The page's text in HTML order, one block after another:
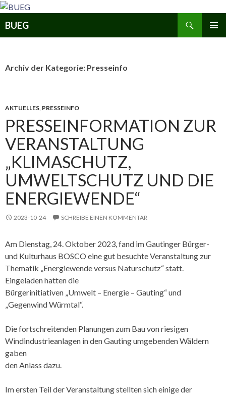
Zum
springen
BUEG
Archiv der Kategorie: Presseinfo
AKTUELLES PRESSEINFO
PRESSEINFORMATION ZUR
VERANSTALTUNG
„KLIMASCHUTZ,
UMWELTSCHUTZ UND DIE
ENERGIEWENDE“
2023-10-24 SCHREIBE EINEN KOMMENTAR
Am Dienstag, 24. Oktober 2023, fand im Gautinger Bürger-
und Kulturhaus BOSCO eine gut besuchte Veranstaltung zur
Thematik „Energiewende versus Naturschutz“ statt.
Eingeladen hatten die
Bürgerinitiativen „Umwelt – Energie – Gauting“ und
„Gegenwind Würmtal“.
Die fortschreitenden Planungen zum Bau von riesigen
Windindustrieanlagen in den Gauting umgebenden Wäldern
gaben
den Anlass dazu.
Im ersten Teil der Veranstaltung stellten sich einige der